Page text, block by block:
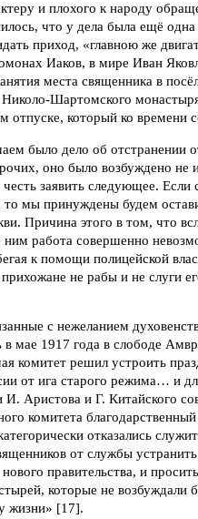
и плохого к народу
что у дела была ещё
приход, «главною же
Иаков, в мире Иван
места священника в
Николо-Шартомского
отпуске, который ко
было дело об отстранении
оно было возбуждено не
заявить следующее. Если
то мы принуждены будем
Причина этого в том, что
ним работа совершенно
к помощи полицейской
не рабы и не слуги
с нежеланием
в мае 1917 года в слободе
комитет решил устроить
от ига старого режима… и
Аристова и Г. Китайского
комитета
отказались
от службы
правительства, и
которые не
жизни» [17].